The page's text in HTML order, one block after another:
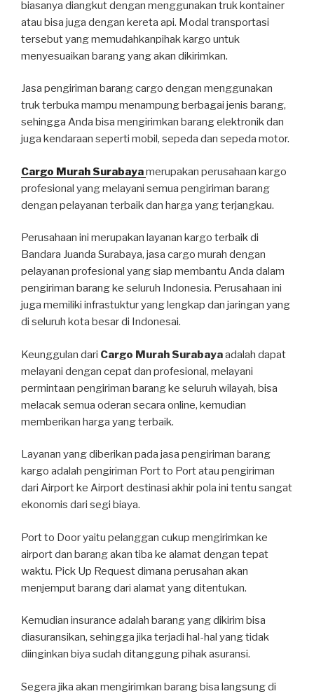
biasanya diangkut dengan menggunakan truk kontainer
atau bisa juga dengan kereta api. Modal transportasi
tersebut yang memudahkanpihak kargo untuk
menyesuaikan barang yang akan dikirimkan.
Jasa pengiriman barang cargo dengan menggunakan
truk terbuka mampu menampung berbagai jenis barang,
sehingga Anda bisa mengirimkan barang elektronik dan
juga kendaraan seperti mobil, sepeda dan sepeda motor.
Cargo Murah Surabayamerupakan perusahaan kargo
profesional yang melayani semua pengiriman barang
dengan pelayanan terbaik dan harga yang terjangkau.
Perusahaan ini merupakan layanan kargo terbaik di
Bandara Juanda Surabaya, jasa cargo murah dengan
pelayanan profesional yang siap membantu Anda dalam
pengiriman barang ke seluruh Indonesia. Perusahaan ini
juga memiliki infrastuktur yang lengkap dan jaringan yang
di seluruh kota besar di Indonesai.
Keunggulan dari Cargo Murah Surabayaadalah dapat
melayani dengan cepat dan profesional, melayani
permintaan pengiriman barang ke seluruh wilayah, bisa
melacak semua oderan secara online, kemudian
memberikan harga yang terbaik.
Layanan yang diberikan pada jasa pengiriman barang
kargo adalah pengiriman Port to Port atau pengiriman
dari Airport ke Airport destinasi akhir pola ini tentu sangat
ekonomis dari segi biaya.
Port to Door yaitu pelanggan cukup mengirimkan ke
airport dan barang akan tiba ke alamat dengan tepat
waktu. Pick Up Request dimana perusahan akan
menjemput barang dari alamat yang ditentukan.
Kemudian insurance adalah barang yang dikirim bisa
diasuransikan, sehingga jika terjadi hal-hal yang tidak
diinginkan biya sudah ditanggung pihak asuransi.
Segera jika akan mengirimkan barang bisa langsung di